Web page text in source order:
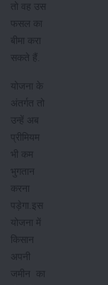
तो वह उस
फसल का
बीमा करा
सकते हैं.
योजना के
अंतर्गत तो
उन्हें अब
प्रीमियम
भी कम
भुगतान
करना
पड़ेगा.इस
योजना में
किसान
अपनी
जमीन का